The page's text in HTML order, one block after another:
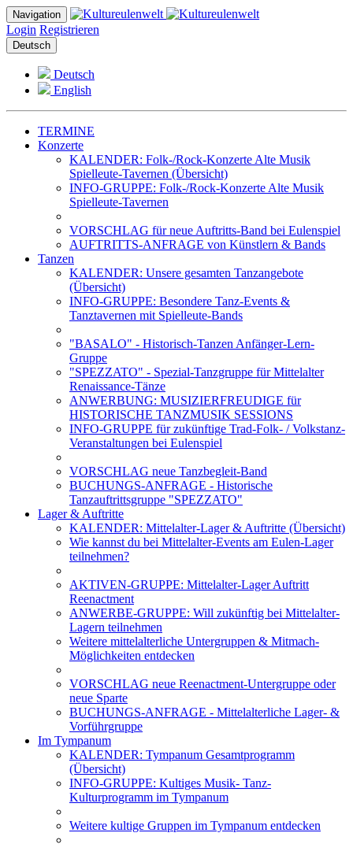
Navigation
Login Registrieren
Deutsch
Deutsch
English
TERMINE
Konzerte
KALENDER: Folk-/Rock-Konzerte Alte Musik
Spielleute-Tavernen (Übersicht)
INFO-GRUPPE: Folk-/Rock-Konzerte Alte Musik
Spielleute-Tavernen
VORSCHLAG für neue Auftritts-Band bei Eulenspiel
AUFTRITTS-ANFRAGE von Künstlern & Bands
Tanzen
KALENDER: Unsere gesamten Tanzangebote
(Übersicht)
INFO-GRUPPE: Besondere Tanz-Events &
Tanztavernen mit Spielleute-Bands
"BASALO" - Historisch-Tanzen Anfänger-Lern-
Gruppe
"SPEZZATO" - Spezial-Tanzgruppe für Mittelalter
Renaissance-Tänze
ANWERBUNG: MUSIZIERFREUDIGE für
HISTORISCHE TANZMUSIK SESSIONS
INFO-GRUPPE für zukünftige Trad-Folk- / Volkstanz-
Veranstaltungen bei Eulenspiel
VORSCHLAG neue Tanzbegleit-Band
BUCHUNGS-ANFRAGE - Historische
Tanzauftrittsgruppe "SPEZZATO"
Lager & Auftritte
KALENDER: Mittelalter-Lager & Auftritte (Übersicht)
Wie kannst du bei Mittelalter-Events am Eulen-Lager
teilnehmen?
AKTIVEN-GRUPPE: Mittelalter-Lager Auftritt
Reenactment
ANWERBE-GRUPPE: Will zukünftig bei Mittelalter-
Lagern teilnehmen
Weitere mittelalterliche Untergruppen & Mitmach-
Möglichkeiten entdecken
VORSCHLAG neue Reenactment-Untergruppe oder
neue Sparte
BUCHUNGS-ANFRAGE - Mittelalterliche Lager- &
Vorführgruppe
Im Tympanum
KALENDER: Tympanum Gesamtprogramm
(Übersicht)
INFO-GRUPPE: Kultiges Musik- Tanz-
Kulturprogramm im Tympanum
Weitere kultige Gruppen im Tympanum entdecken